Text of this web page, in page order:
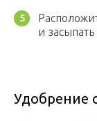
и
Удобрение